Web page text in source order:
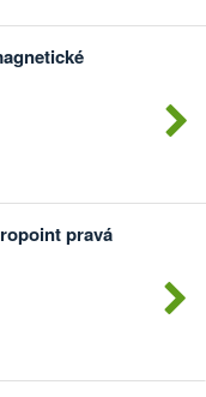
pravá